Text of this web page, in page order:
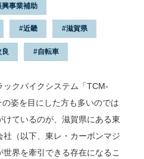
興事業補助
近畿 滋賀県
自転車
クバイクシステム「TCM-
姿を目にした方も多いのでは
ているのが、滋賀県にある東
（以下、東レ・カーボンマジ
界を牽引できる存在になるこ